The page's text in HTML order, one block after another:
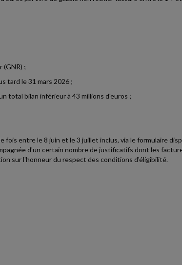
(GNR) ;
tard le 31 mars 2026 ;
total bilan inférieur à 43 millions d'euros ;
entre le 8 juin et le 3 juillet inclus, via le formulaire
d'un certain nombre de justificatifs dont les
sur l'honneur du respect des conditions d'éligibilité.